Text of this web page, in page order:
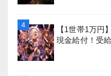
【1世帯1万円
現金給付！受